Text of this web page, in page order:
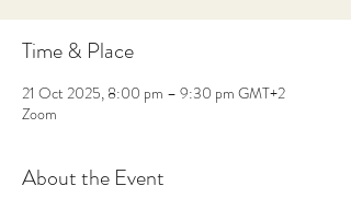
Time & Place
21 Oct 2025, 8:00 pm – 9:30 pm GMT+2
Zoom
About the Event